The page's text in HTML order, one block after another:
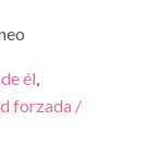
él,
forzada /